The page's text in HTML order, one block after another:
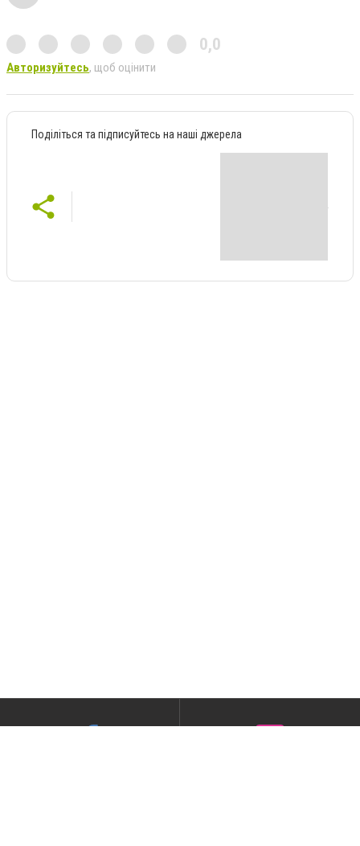
0,0
Авторизуйтесь, щоб оцінити
Поділіться та підписуйтесь на наші джерела